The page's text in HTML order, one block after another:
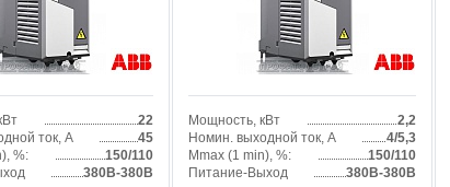
22
ток, А
45
%:
150/110
380В-380В
Мощность, кВт
2,2
Номин. выходной ток, А
4/5,3
Mmax (1 min), %:
150/110
Питание-Выход
380В-380В